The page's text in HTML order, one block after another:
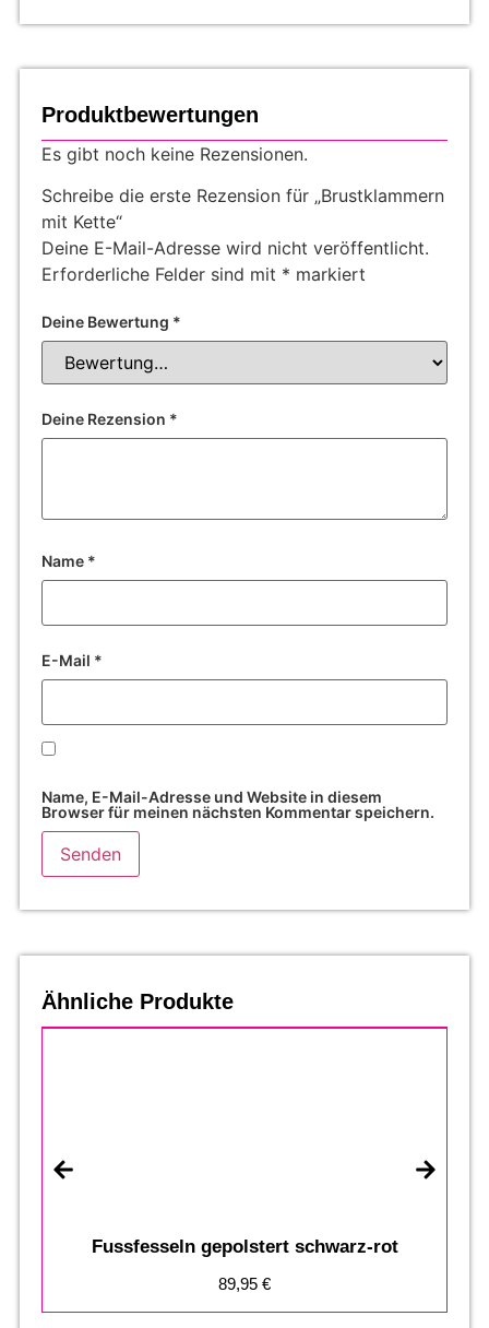
Produktbewertungen
Es gibt noch keine Rezensionen.
Schreibe die erste Rezension für „Brustklammern
mit Kette“
Deine E-Mail-Adresse wird nicht veröffentlicht.
Erforderliche Felder sind mit * markiert
Deine Bewertung *
Deine Rezension *
Name *
E-Mail *
Name, E-Mail-Adresse und Website in diesem
Browser für meinen nächsten Kommentar speichern.
Ähnliche Produkte
Fussfesseln gepolstert schwarz-rot
89,95 €